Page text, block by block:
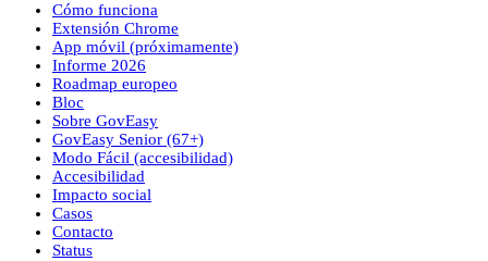
Cómo funciona
Extensión Chrome
App móvil (próximamente)
Informe 2026
Roadmap europeo
Bloc
Sobre GovEasy
GovEasy Senior (67+)
Modo Fácil (accesibilidad)
Accesibilidad
Impacto social
Casos
Contacto
Status